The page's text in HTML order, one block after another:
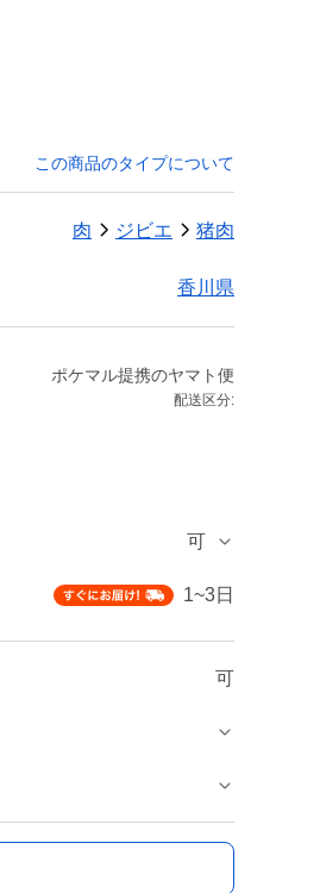
この商品のタイプについて
肉 ジビエ 猪肉
香川県
ポケマル提携のヤマト便
配送区分:
可
1~3日
可